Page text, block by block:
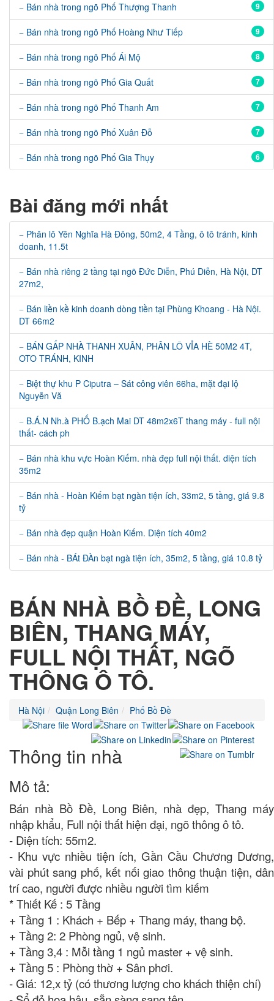
9
Bán nhà trong ngõ Phố Thượng Thanh
9
Bán nhà trong ngõ Phố Hoàng Như Tiếp
8
Bán nhà trong ngõ Phố Ái Mộ
7
Bán nhà trong ngõ Phố Gia Quất
7
Bán nhà trong ngõ Phố Thanh Am
7
Bán nhà trong ngõ Phố Xuân Đỗ
6
Bán nhà trong ngõ Phố Gia Thụy
Bài đăng mới nhất
Phân lô Yên Nghĩa Hà Đông, 50m2, 4 Tầng, ô tô tránh, kinh
doanh, 11.5t
Bán nhà riêng 2 tầng tại ngõ Đức Diễn, Phú Diễn, Hà Nội, DT
27m2,
Bán liền kề kinh doanh dòng tiền tại Phùng Khoang - Hà Nội.
DT 66m2
BÁN GẤP NHÀ THANH XUÂN, PHÂN LÔ VỈA HÈ 50M2 4T,
OTO TRÁNH, KINH
Biệt thự khu P Ciputra – Sát công viên 66ha, mặt đại lộ
Nguyễn Vă
B.Á.N Nh.à PHỐ B.ạch Mai DT 48m2x6T thang máy - full nội
thất- cách ph
Bán nhà khu vực Hoàn Kiếm. nhà đẹp full nội thất. diện tích
35m2
Bán nhà - Hoàn Kiếm bạt ngàn tiện ích, 33m2, 5 tầng, giá 9.8
tỷ
Bán nhà đẹp quận Hoàn Kiếm. Diện tích 40m2
Bán nhà - BÁt ĐÀn bạt ngà tiện ích, 35m2, 5 tầng, giá 10.8 tỷ
BÁN NHÀ BỒ ĐỀ, LONG
BIÊN, THANG MÁY,
FULL NỘI THẤT, NGÕ
THÔNG Ô TÔ.
Hà Nội Quận Long Biên Phố Bồ Đề
Thông tin nhà
Mô tả:
Bán nhà Bồ Đề, Long Biên, nhà đẹp, Thang máy
nhập khẩu, Full nội thất hiện đại, ngõ thông ô tô.
- Diện tích: 55m2.
- Khu vực nhiều tiện ích, Gần Cầu Chương Dương,
vài phút sang phố, kết nối giao thông thuận tiện, dân
trí cao, người được nhiều người tìm kiếm
* Thiết Kế : 5 Tầng
+ Tầng 1 : Khách + Bếp + Thang máy, thang bộ.
+ Tầng 2: 2 Phòng ngủ, vệ sinh.
+ Tầng 3,4 : Mỗi tầng 1 ngủ master + vệ sinh.
+ Tầng 5 : Phòng thờ + Sân phơi.
- Giá: 12,x tỷ (có thương lượng cho khách thiện chí)